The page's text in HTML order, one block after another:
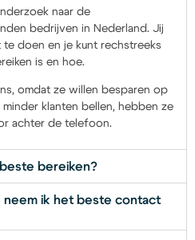
naar de
bedrijven in Nederland. Jij
doen en je kunt rechstreeks
is en hoe.
omdat ze willen besparen op
klanten bellen, hebben ze
achter de telefoon.
bereiken?
neem ik het beste contact